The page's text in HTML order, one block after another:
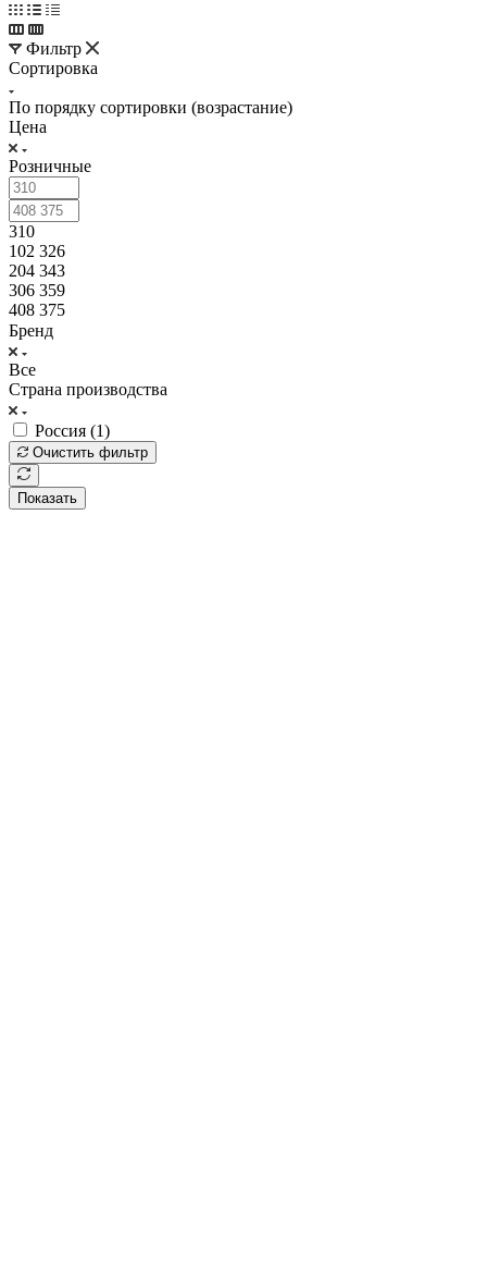
Фильтр
Сортировка
По порядку сортировки (возрастание)
Цена
Розничные
310
102 326
204 343
306 359
408 375
Бренд
Все
Страна производства
Россия (1)
Очистить фильтр
Показать